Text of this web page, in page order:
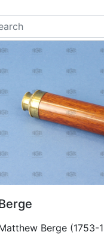
Berge (1753-